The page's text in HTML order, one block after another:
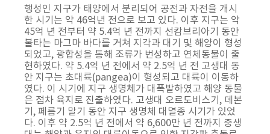
행성인 지구가 태양에서 분리되어 공전과 자전을 개시
한 시기는 약 46억년 전으로 보고 있다. 이후 지구는 약
45억 년 전부터 약 5.4억 년 전까지 선캄브리아기 동안
불타는 마그마 바다를 거쳐 지각과 대기 및 해양이 형성
되었고, 광합성을 통해 조류가 번성하고 연체동물이 출
현하였다. 약 5.4억 년 전에서 약 2.5억 년 전 고생대 동
안 지구는 초대륙(pangea)이 형성되고 대륙이 이동하
였다. 이 시기에 지구 생명체가 대폭발하였고 해양 동물
은 점차 육지로 진출하였다. 고생대 오르도비스기, 데본
기, 페름기 말기 동안 지구 생명체 대멸종 시기가 있었
다. 이후 약 2.5억 년 전에서 약 6,600만 년 전까지 중생